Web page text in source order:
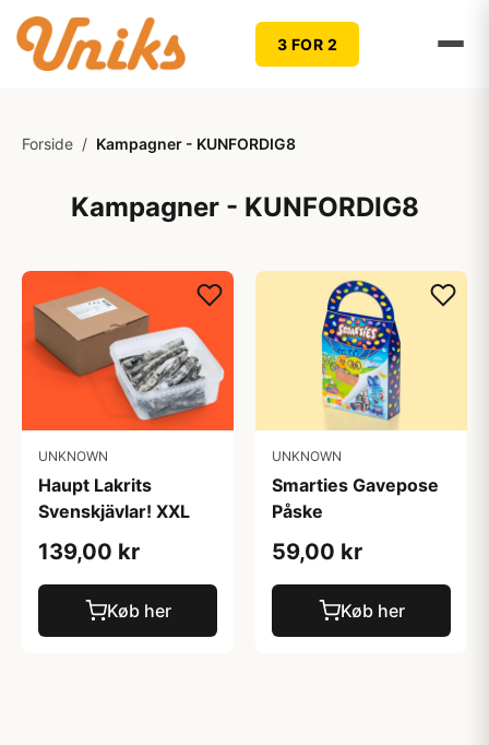
3 FOR 2
Forside / Kampagner - KUNFORDIG8
Kampagner - KUNFORDIG8
UNKNOWN
Haupt Lakrits
Svenskjävlar! XXL
139,00 kr
Køb her
UNKNOWN
Smarties Gavepose
Påske
59,00 kr
Køb her